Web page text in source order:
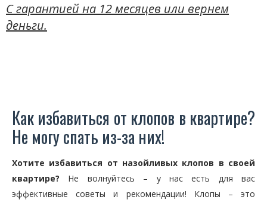
C гарантией на 12 месяцев или вернем
деньги.
Как избавиться от клопов в квартире?
Не могу спать из-за них!
Хотите избавиться от назойливых клопов в своей
квартире? Не волнуйтесь – у нас есть для вас
эффективные советы и рекомендации! Клопы – это